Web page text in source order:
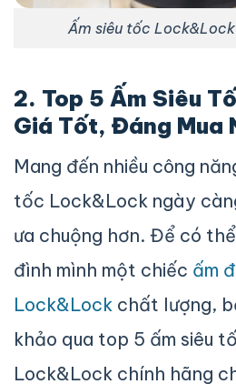
Ấm siêu tốc
2. Top 5 Ấm Siêu
Giá Tốt, Đáng Mua
Mang đến nhiều công
tốc Lock&Lock ngày
ưa chuộng hơn. Để có
đình mình một chiếc ấm
Lock&Lock chất lượng,
khảo qua top 5 ấm siêu
Lock&Lock chính hãng